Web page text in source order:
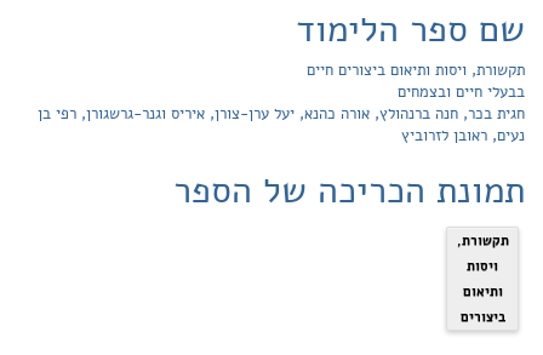
שם ספר הלימוד
תקשורת, ויסות ותיאום ביצורים חיים
בבעלי חיים ובצמחים
חגית בכר, חנה ברנהולץ, אורה כהנא, יעל ערן-צורן, איריס וגנר-גרשגורן, רפי בן
נעים, ראובן לזרוביץ
תמונת הכריכה של הספר
תקשורת,
ויסות
ותיאום
ביצורים